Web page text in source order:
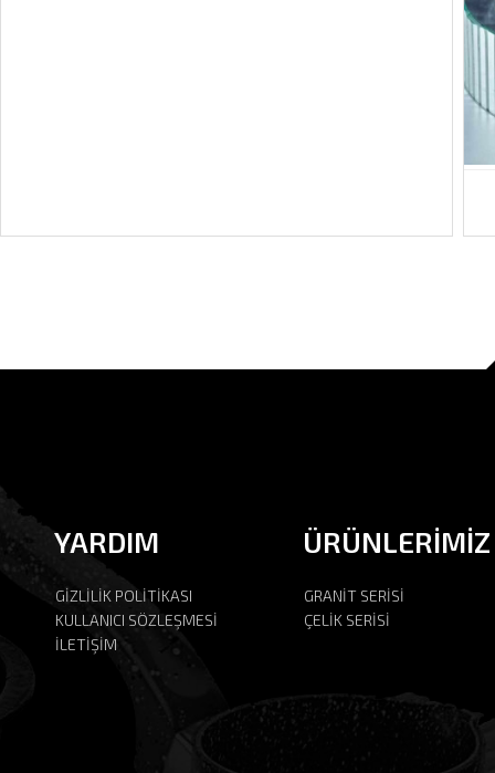
YARDIM
GİZLİLİK POLİTİKASI
KULLANICI SÖZLEŞMESİ
İLETİŞİM
ÜRÜNLERİMİZ
GRANİT SERİSİ
ÇELİK SERİSİ